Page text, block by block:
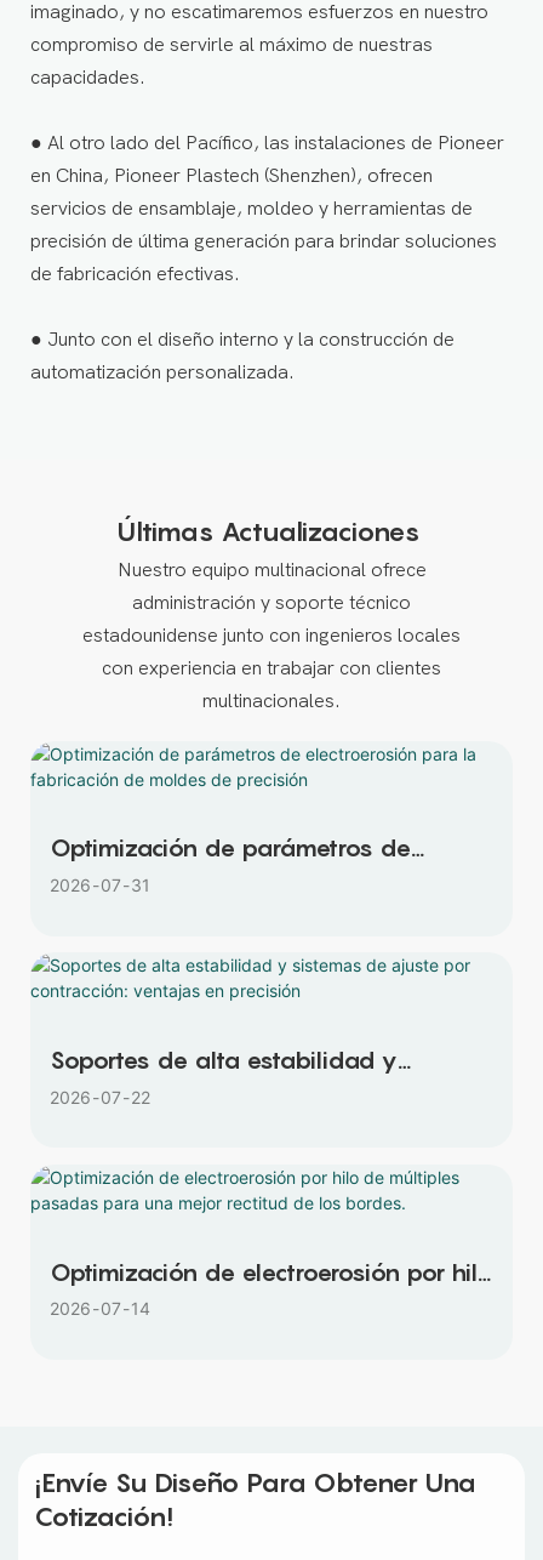
imaginado, y no escatimaremos esfuerzos en nuestro
compromiso de servirle al máximo de nuestras
capacidades.
● Al otro lado del Pacífico, las instalaciones de Pioneer
en China, Pioneer Plastech (Shenzhen), ofrecen
servicios de ensamblaje, moldeo y herramientas de
precisión de última generación para brindar soluciones
de fabricación efectivas.
● Junto con el diseño interno y la construcción de
automatización personalizada.
Últimas Actualizaciones
Nuestro equipo multinacional ofrece
administración y soporte técnico
estadounidense junto con ingenieros locales
con experiencia en trabajar con clientes
multinacionales.
Optimización de parámetros de
electroerosión para la fabricación de
2026 07 31
Soportes de alta estabilidad y
sistemas de ajuste por contracción:
2026 07 22
Optimización de electroerosión por hilo
de múltiples pasadas para una mejor
2026 07 14
¡Envíe Su Diseño Para Obtener Una
Cotización!